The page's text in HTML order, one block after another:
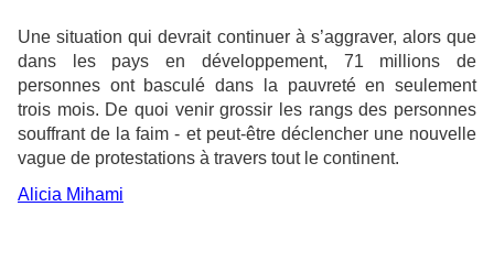
Une situation qui devrait continuer à s’aggraver, alors que
dans les pays en développement, 71 millions de
personnes ont basculé dans la pauvreté en seulement
trois mois. De quoi venir grossir les rangs des personnes
souffrant de la faim - et peut-être déclencher une nouvelle
vague de protestations à travers tout le continent.
Alicia Mihami